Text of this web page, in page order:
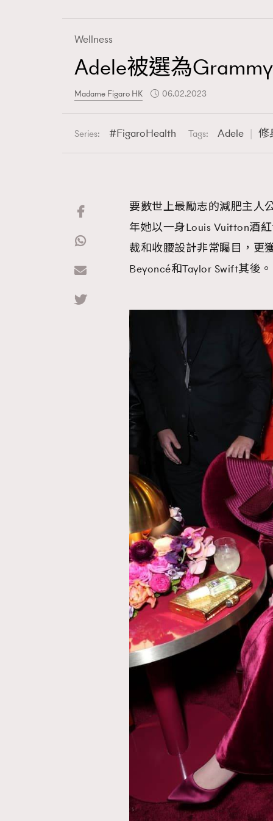
Fashion
Art
Wellness
Paris
Hommes
Wellness
Adele被選為
Madame Figaro HK 06.02.2023
Series: FigaroHealth Tags: Adele 修
要數世上最勵志的減肥主人
年她以一身Louis Vuitton酒
裁和收腰設計非常矚目，更
Beyoncé和Taylor Swift其後。